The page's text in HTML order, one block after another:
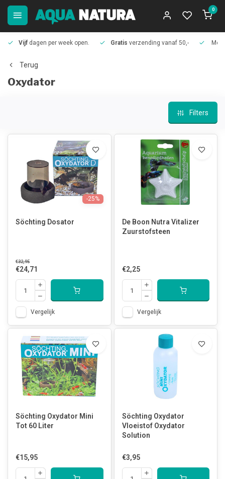
0
Vijf dagen per week open. Gratis verzending vanaf 50,-
Terug
Oxydator
Filters
-25%
Söchting Dosator
€32,95
€24,71
Vergelijk
De Boon Nutra Vitalizer
Zuurstofsteen
€2,25
Vergelijk
Söchting Oxydator Mini
Tot 60 Liter
€15,95
Söchting Oxydator
Vloeistof Oxydator
Solution
€3,95